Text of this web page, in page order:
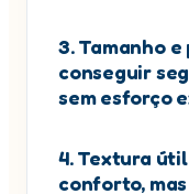
3. Tamanho
conseguir
sem esforço
4. Textura
conforto,